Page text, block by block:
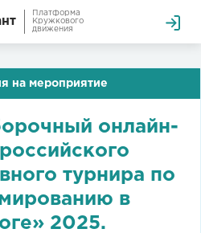
Платформа
Кружкового
движения
на мероприятие
онлайн-
турнира по
в
2025.